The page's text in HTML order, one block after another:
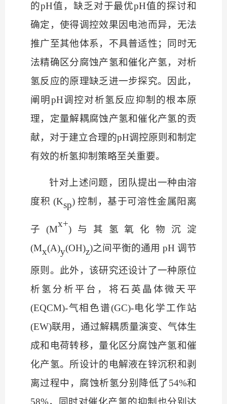
的pH值，缺乏对于最优pH值的探讨和
确定，使得调控效果因电池而异，无法
推广至其他体系，不具普适性；同时无
法精确区分腐蚀产氢和催化产氢，对析
氢反应的原理缺乏进一步探究。因此，
阐明pH调控对析氢反应抑制的根本原
理，定量解耦腐蚀产氢和催化产氢的贡
献，对于建立合理的pH调控原则和制定
有效的析氢抑制策略至关重要。
针对上述问题，团队提出一种由溶
度积 (Ksp) 控制，基于可溶性金属阳离
子(M
x+
)与其氢氧化物沉淀
(Mx(A)y(OH)z)之间平衡的通用 pH 调节
原则。此外，该研究还设计了一种原位
析氢分析平台，将石英晶体微天平
(EQCM)-气相色谱(GC)-电化学工作站
(EW)联用，通过解耦质量演变、气体生
成和电荷转移，量化区分腐蚀产氢和催
化产氢。所设计的电解液在锌沉积和剥
离过程中，腐蚀析氢分别降低了54%和
58%，同时对催化产氢的抑制也分别达